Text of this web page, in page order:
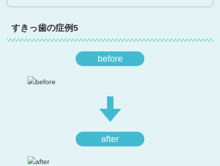
すきっ歯の症例5
before
after